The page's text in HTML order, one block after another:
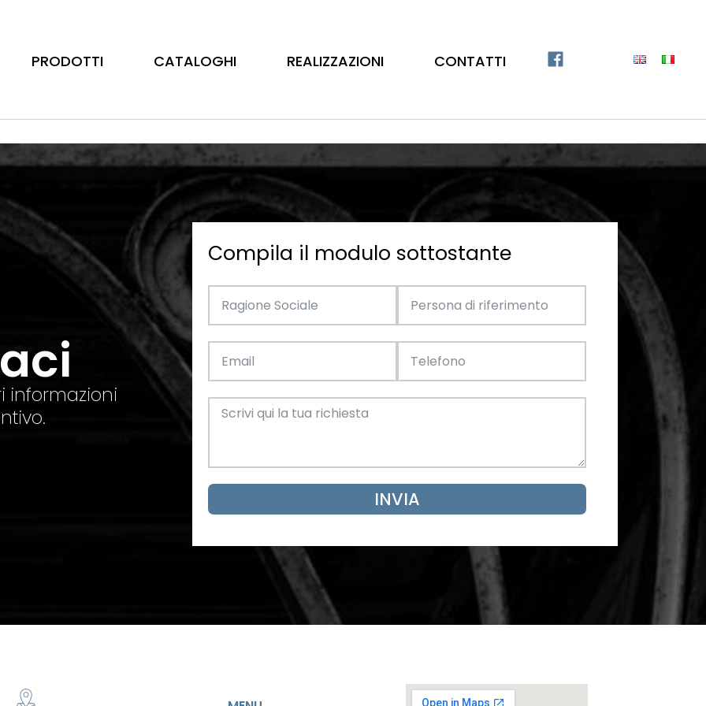
PRODOTTI CATALOGHI REALIZZAZIONI CONTATTI
Ottone
Tubo
Alluminio
Oggettistica e arredamento
Catalogo Illustrativo
SCARICA ORA
Catalogo
Acciaio
+39 0445 580865
+39 0445 580366
info@feba.it
informazioni
Compila il modulo sottostante
INVIA